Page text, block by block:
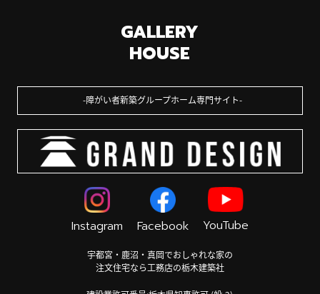
GALLERY
HOUSE
障がい者新築グループホーム専門サイト
Instagram Facebook YouTube
宇都宮・鹿沼・真岡でおしゃれな家の
注文住宅なら工務店の栃木建築社